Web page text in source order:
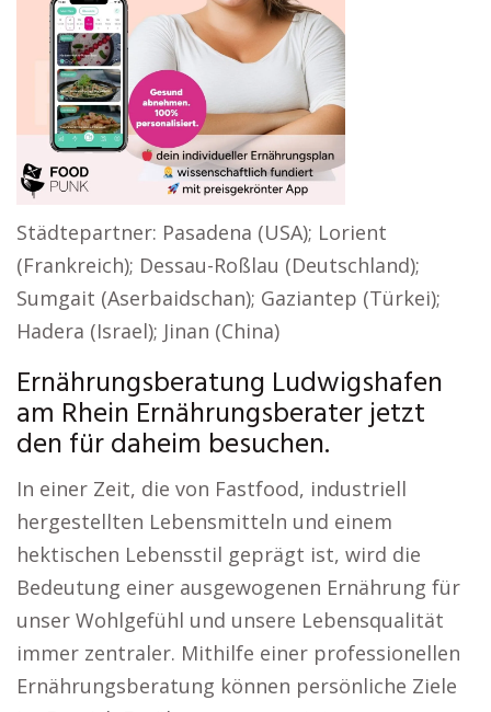
Städtepartner: Pasadena (USA); Lorient
(Frankreich); Dessau-Roßlau (Deutschland);
Sumgait (Aserbaidschan); Gaziantep (Türkei);
Hadera (Israel); Jinan (China)
Ernährungsberatung Ludwigshafen
am Rhein Ernährungsberater jetzt
den für daheim besuchen.
In einer Zeit, die von Fastfood, industriell
hergestellten Lebensmitteln und einem
hektischen Lebensstil geprägt ist, wird die
Bedeutung einer ausgewogenen Ernährung für
unser Wohlgefühl und unsere Lebensqualität
immer zentraler. Mithilfe einer professionellen
Ernährungsberatung können persönliche Ziele